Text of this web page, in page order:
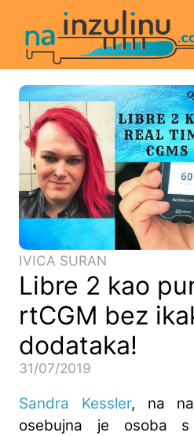
IVICA SURAN
Libre 2 kao
rtCGM bez
dodataka!
31/07/2019
Sandra Kessler, na
osebujna je osoba s